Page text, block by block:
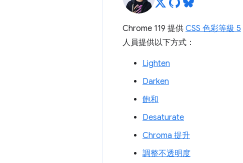
Chrome 119 提供 CSS 色彩等級 5
人員提供以下方式：
Lighten
Darken
飽和
Desaturate
Chroma 提升
調整不透明度